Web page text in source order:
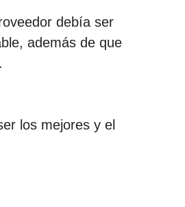
debía ser
además de que
los mejores y el